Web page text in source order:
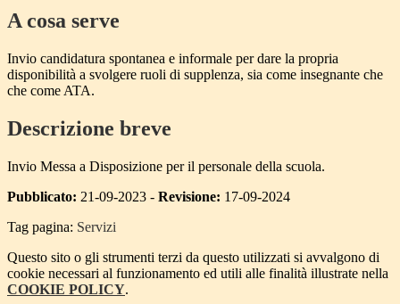
A cosa serve
Invio candidatura spontanea e informale per dare la propria
disponibilità a svolgere ruoli di supplenza, sia come insegnante che
che come ATA.
Descrizione breve
Invio Messa a Disposizione per il personale della scuola.
Pubblicato: 21-09-2023 - Revisione: 17-09-2024
Tag pagina: Servizi
Questo sito o gli strumenti terzi da questo utilizzati si avvalgono di
cookie necessari al funzionamento ed utili alle finalità illustrate nella
COOKIE POLICY.